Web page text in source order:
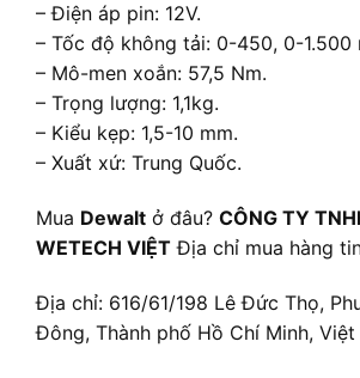
– Điện áp pin: 12V.
– Tốc độ không tải: 0-450, 0-1.500
– Mô-men xoắn: 57,5 Nm.
– Trọng lượng: 1,1kg.
– Kiểu kẹp: 1,5-10 mm.
– Xuất xứ: Trung Quốc.
Mua Dewalt ở đâu? CÔNG TY
WETECH VIỆT Địa chỉ mua hàng
Địa chỉ: 616/61/198 Lê Đức Thọ,
Đông, Thành phố Hồ Chí Minh, Việt